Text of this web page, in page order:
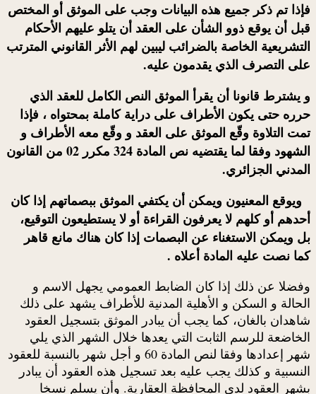
فإذا تم ذكر جميع هذه البيانات وجب على الموثق أو المختص
قبل أن يوقع ذوو الشأن على العقد أن يتلو عليهم الأحكام
التشريعية الخاصة بالضرائب ليبين لهم الأثر القانوني المترتب
على التصرف الذي يقدمون عليه.
و يشترط قانونا أن يقرأ الموثق النص الكامل للعقد الذي
حرره حتى يكون الأطراف على دراية كاملة بمحتواه ، فإذا
تمت التلاوة وقّع الموثق على العقد و وقّع معه الأطراف و
الشهود وفقا لما ي
قتضيه نص المادة 324 مكرر 02 من القانون
المدني الجزائري.
ويوقع المعنيون ويمكن أن يكتفي الموثق ببصماتهم إذا كان
أحدهم أو كلهم لا يعرفون القراءة أو لا يستطيعون التوقيع،
بل ويمكن الاستغناء عن البصمات إذا كان هناك مانع قاهر
كما نصت عليه المادة أعلاه .
وفضلا عن ذلك إذا كان الضابط العمومي يجهل الاسم و
الحالة و السكن و الأهلية المدنية للأطراف يشهد على ذلك
شاهدان بالغان، كما يجب أن يبادر الموثق بتسجيل العقود
الخاضعة للرسم الثابت التي يعدها خلال الشهر الذي يلي
شهر إعدادها وفقا لنص المادة 60 و أجل شهر بالنسبة للعقود
النسبية و كذلك يجب عليه بعد تسجيل هذه العقود أن يبادر
بشهر العقود لدى المحافظة العقارية. وأن يسلم نسخا